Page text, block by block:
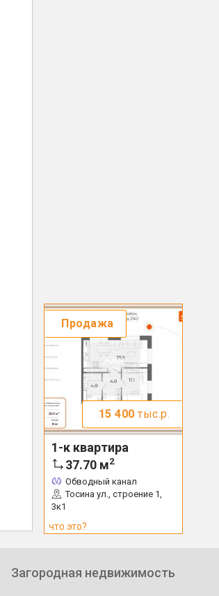
Продажа
15 400 тыс.р.
1-к квартира
37.70 м2
Обводный канал
Тосина ул., строение 1,
3к1
что это?
Загородная недвижимость